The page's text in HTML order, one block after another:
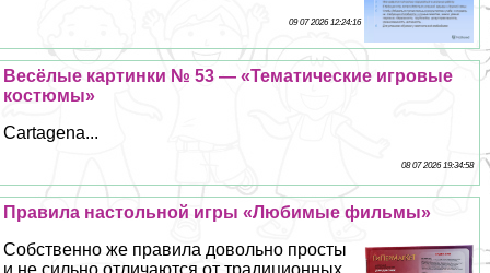
09 07 2026 12:24:16
Весёлые картинки № 53 — «Тематические игровые
костюмы»
Cartagena...
08 07 2026 19:34:58
Правила настольной игры «Любимые фильмы»
Собственно же правила довольно просты
и не сильно отличаются от традиционных